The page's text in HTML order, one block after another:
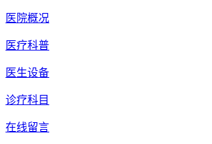
医院概况
医疗科普
医生设备
诊疗科目
在线留言